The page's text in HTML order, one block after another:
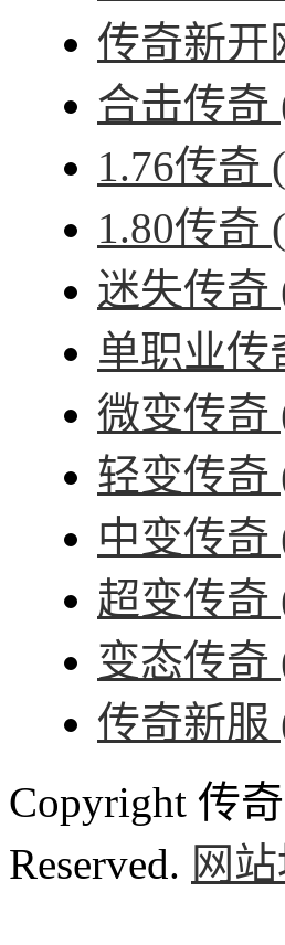
传奇新开
合击传奇
1.76传奇
1.80传奇
迷失传奇
单职业传
微变传奇
轻变传奇
中变传奇
超变传奇
变态传奇
传奇新服
Copyright 传
Reserved. 网